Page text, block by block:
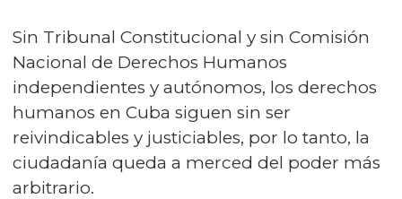
Sin Tribunal Constitucional y sin Comisión
Nacional de Derechos Humanos
independientes y autónomos, los derechos
humanos en Cuba siguen sin ser
reivindicables y justiciables, por lo tanto, la
ciudadanía queda a merced del poder más
arbitrario.